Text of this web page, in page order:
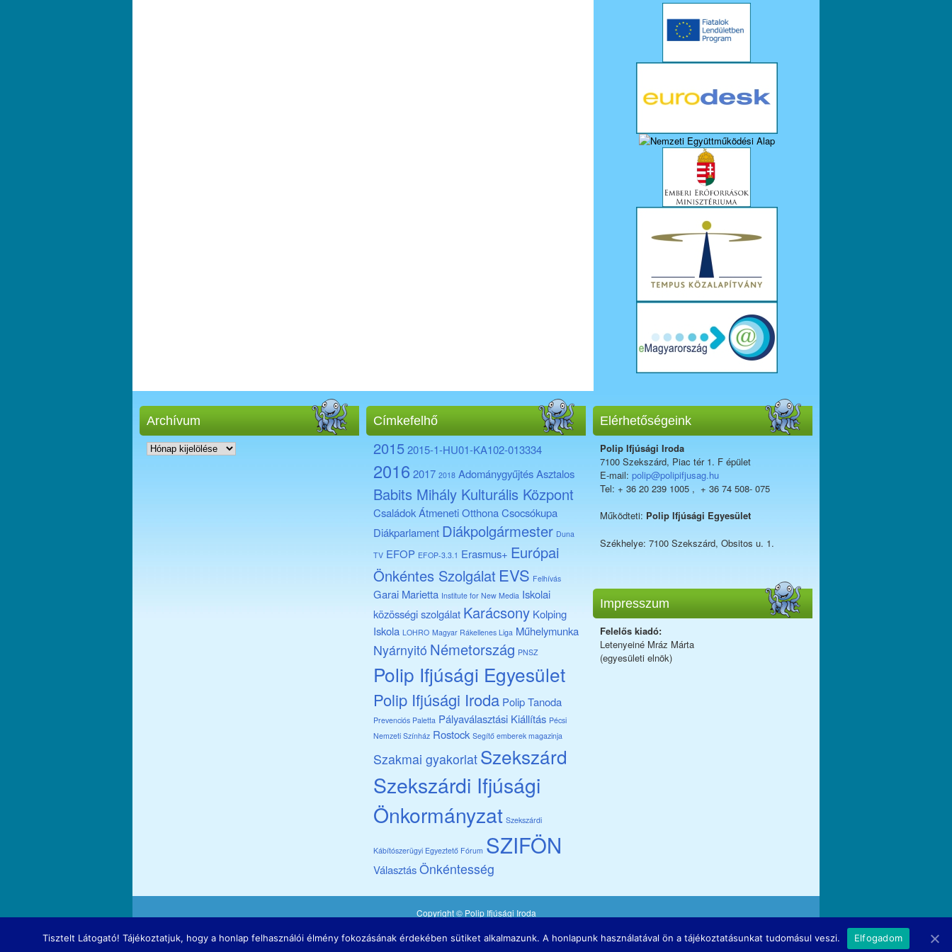
Archívum
Archívum
Címkefelhő
20152015-1-HU01-KA102-013334
2016 2017 2018 AdománygyűjtésAsztalos
Babits Mihály Kulturális Központ
Családok Átmeneti OtthonaCsocsókupa
Diákparlament Diákpolgármester Duna
TV EFOP EFOP-3.3.1 Erasmus+ Európai
Önkéntes Szolgálat EVS Felhívás
Garai Marietta Institute for New Media Iskolai
közösségi szolgálat Karácsony Kolping
Iskola LOHRO Magyar Rákellenes Liga Műhelymunka
Nyárnyitó Németország PNSZ
Polip Ifjúsági Egyesület
Polip Ifjúsági Iroda Polip Tanoda
Prevenciós Paletta Pályaválasztási Kiállítás Pécsi
Nemzeti Színház Rostock Segítő emberek magazinja
Szakmai gyakorlat Szekszárd
Szekszárdi Ifjúsági
Önkormányzat Szekszárdi
Kábítószerügyi Egyeztető Fórum SZIFÖN
VálasztásÖnkéntesség
Elérhetőségeink
Polip Ifjúsági Iroda
7100 Szekszárd, Piac tér 1. F épület
E-mail: polip@polipifjusag.hu
Tel: + 36 20 239 1005 , + 36 74 508- 075
Működteti: Polip Ifjúsági Egyesület
Székhelye: 7100 Szekszárd, Obsitos u. 1.
Impresszum
Felelős kiadó:
Letenyeiné Mráz Márta
(egyesületi elnök)
Copyright © Polip Ifjúsági Iroda
Email azadminnak.
Tisztelt Látogató! Tájékoztatjuk, hogy a honlap felhasználói élmény fokozásának érdekében sütiket alkalmazunk. A honlapunk használatával ön a tájékoztatásunkat tudomásul veszi. Elfogadom